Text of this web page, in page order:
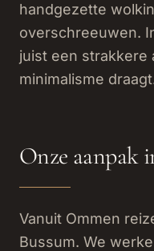
handgezette
overschreeuwen.
juist een strakkere
minimalisme
Onze aanpak
Vanuit Ommen
Bussum. We